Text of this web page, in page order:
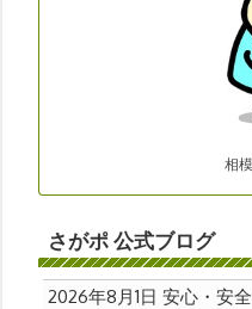
さがポ 公式ブログ
2026年8月1日 安心・安全